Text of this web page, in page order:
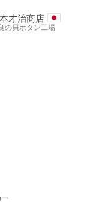
才治商店
の貝ボタン工場